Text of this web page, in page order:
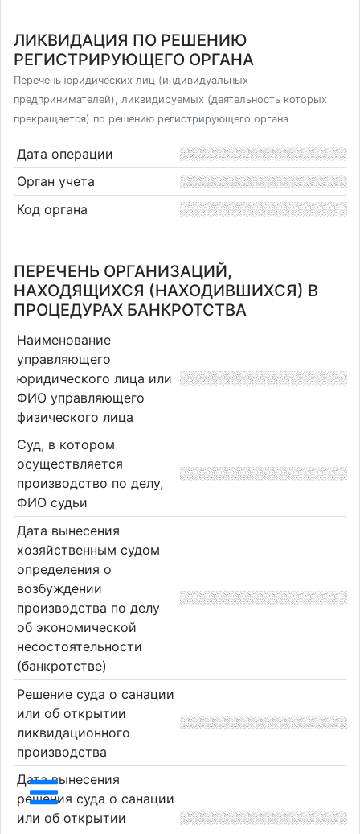
ЛИКВИДАЦИЯ ПО РЕШЕНИЮ
РЕГИСТРИРУЮЩЕГО ОРГАНА
Перечень юридических лиц (индивидуальных
предпринимателей), ликвидируемых (деятельность которых
прекращается) по решению регистрирующего органа
Дата операции
Орган учета
Код органа
ПЕРЕЧЕНЬ ОРГАНИЗАЦИЙ,
НАХОДЯЩИХСЯ (НАХОДИВШИХСЯ) В
ПРОЦЕДУРАХ БАНКРОТСТВА
Наименование
управляющего
юридического лица или
ФИО управляющего
физического лица
Суд, в котором
осуществляется
производство по делу,
ФИО судьи
Дата вынесения
хозяйственным судом
определения о
возбуждении
производства по делу
об экономической
несостоятельности
(банкротстве)
Решение суда о санации
или об открытии
ликвидационного
производства
Дата вынесения
решения суда о санации
или об открытии